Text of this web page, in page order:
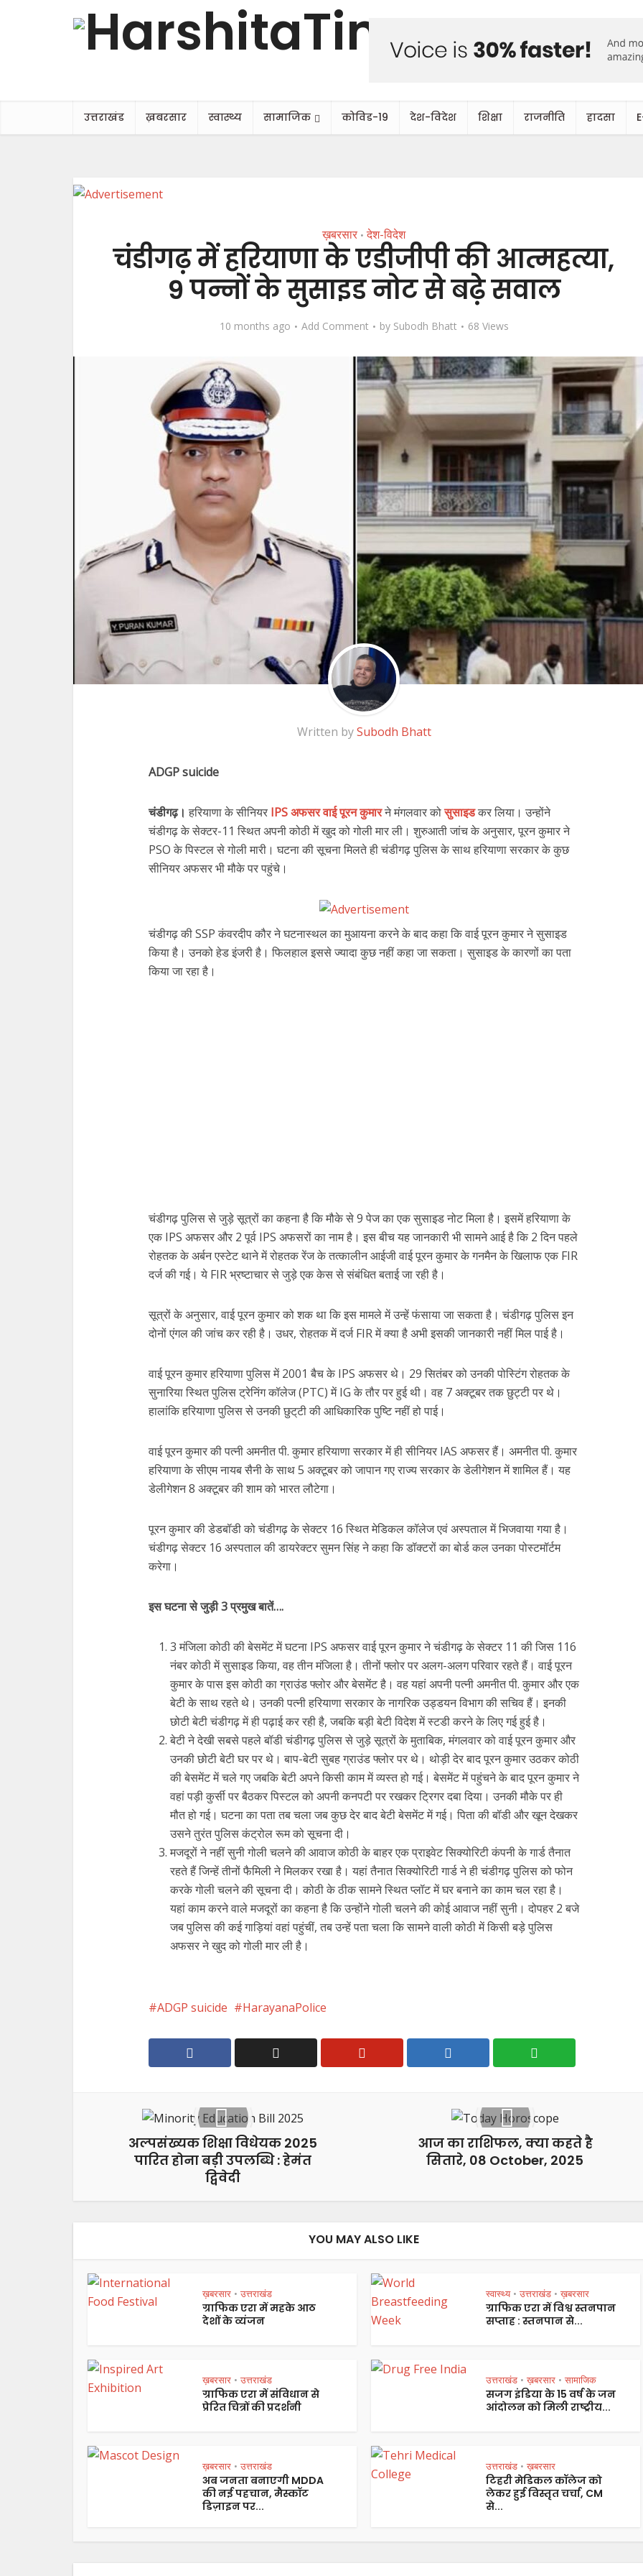
उत्तराखंड ख़बरसार स्वास्थ्य सामाजिक कोविड-19 देश-विदेश शिक्षा राजनीति हादसा
ख़बरसार • देश-विदेश
चंडीगढ़ में हरियाणा के एडीजीपी की आत्महत्या,
9 पन्नों के सुसाइड नोट से बढ़े सवाल
10 months ago Add Comment by Subodh Bhatt 68 Views
Written bySubodh Bhatt
ADGP suicide
चंडीगढ़। हरियाणा के सीनियर IPS अफसर वाई पूरन कुमारने मंगलवार कोसुसाइडकर लिया। उन्होंने
चंडीगढ़ के सेक्टर-11 स्थित अपनी कोठी में खुद को गोली मार ली। शुरुआती जांच के अनुसार, पूरन कुमार ने
PSO के पिस्टल से गोली मारी। घटना की सूचना मिलते ही चंडीगढ़ पुलिस के साथ हरियाणा सरकार के कुछ
सीनियर अफसर भी मौके पर पहुंचे।
चंडीगढ़ की SSP कंवरदीप कौर ने घटनास्थल का मुआयना करने के बाद कहा कि वाई पूरन कुमार ने सुसाइड
किया है। उनको हेड इंजरी है। फिलहाल इससे ज्यादा कुछ नहीं कहा जा सकता। सुसाइड के कारणों का पता
किया जा रहा है।
चंडीगढ़ पुलिस से जुड़े सूत्रों का कहना है कि मौके से 9 पेज का एक सुसाइड नोट मिला है। इसमें हरियाणा के
एक IPS अफसर और 2 पूर्व IPS अफसरों का नाम है। इस बीच यह जानकारी भी सामने आई है कि 2 दिन पहले
रोहतक के अर्बन एस्टेट थाने में रोहतक रेंज के तत्कालीन आईजी वाई पूरन कुमार के गनमैन के खिलाफ एक FIR
दर्ज की गई। ये FIR भ्रष्टाचार से जुड़े एक केस से संबंधित बताई जा रही है।
सूत्रों के अनुसार, वाई पूरन कुमार को शक था कि इस मामले में उन्हें फंसाया जा सकता है। चंडीगढ़ पुलिस इन
दोनों एंगल की जांच कर रही है। उधर, रोहतक में दर्ज FIR में क्या है अभी इसकी जानकारी नहीं मिल पाई है।
वाई पूरन कुमार हरियाणा पुलिस में 2001 बैच के IPS अफसर थे। 29 सितंबर को उनकी पोस्टिंग रोहतक के
सुनारिया स्थित पुलिस ट्रेनिंग कॉलेज (PTC) में IG के तौर पर हुई थी। वह 7 अक्टूबर तक छुट्टी पर थे।
हालांकि हरियाणा पुलिस से उनकी छुट्‌टी की आधिकारिक पुष्टि नहीं हो पाई।
वाई पूरन कुमार की पत्नी अमनीत पी. कुमार हरियाणा सरकार में ही सीनियर IAS अफसर हैं। अमनीत पी. कुमार
हरियाणा के सीएम नायब सैनी के साथ 5 अक्टूबर को जापान गए राज्य सरकार के डेलीगेशन में शामिल हैं। यह
डेलीगेशन 8 अक्टूबर की शाम को भारत लौटेगा।
पूरन कुमार की डेडबॉडी को चंडीगढ़ के सेक्टर 16 स्थित मेडिकल कॉलेज एवं अस्पताल में भिजवाया गया है।
चंडीगढ़ सेक्टर 16 अस्पताल की डायरेक्टर सुमन सिंह ने कहा कि डॉक्टरों का बोर्ड कल उनका पोस्टमॉर्टम
करेगा।
इस घटना से जुड़ी 3 प्रमुख बातें….
3 मंजिला कोठी की बेसमेंट में घटना IPS अफसर वाई पूरन कुमार ने चंडीगढ़ के सेक्टर 11 की जिस 116
नंबर कोठी में सुसाइड किया, वह तीन मंजिला है। तीनों फ्लोर पर अलग-अलग परिवार रहते हैं। वाई पूरन
कुमार के पास इस कोठी का ग्राउंड फ्लोर और बेसमेंट है। वह यहां अपनी पत्नी अमनीत पी. कुमार और एक
बेटी के साथ रहते थे। उनकी पत्नी हरियाणा सरकार के नागरिक उड्डयन विभाग की सचिव हैं। इनकी
छोटी बेटी चंडीगढ़ में ही पढ़ाई कर रही है, जबकि बड़ी बेटी विदेश में स्टडी करने के लिए गई हुई है।
बेटी ने देखी सबसे पहले बॉडी चंडीगढ़ पुलिस से जुड़े सूत्रों के मुताबिक, मंगलवार को वाई पूरन कुमार और
उनकी छोटी बेटी घर पर थे। बाप-बेटी सुबह ग्राउंड फ्लोर पर थे। थोड़ी देर बाद पूरन कुमार उठकर कोठी
की बेसमेंट में चले गए जबकि बेटी अपने किसी काम में व्यस्त हो गई। बेसमेंट में पहुंचने के बाद पूरन कुमार ने
वहां पड़ी कुर्सी पर बैठकर पिस्टल को अपनी कनपटी पर रखकर ट्रिगर दबा दिया। उनकी मौके पर ही
मौत हो गई। घटना का पता तब चला जब कुछ देर बाद बेटी बेसमेंट में गई। पिता की बॉडी और खून देखकर
उसने तुरंत पुलिस कंट्रोल रूम को सूचना दी।
मजदूरों ने नहीं सुनी गोली चलने की आवाज कोठी के बाहर एक प्राइवेट सिक्योरिटी कंपनी के गार्ड तैनात
रहते हैं जिन्हें तीनों फैमिली ने मिलकर रखा है। यहां तैनात सिक्योरिटी गार्ड ने ही चंडीगढ़ पुलिस को फोन
करके गोली चलने की सूचना दी। कोठी के ठीक सामने स्थित प्लॉट में घर बनाने का काम चल रहा है।
यहां काम करने वाले मजदूरों का कहना है कि उन्होंने गोली चलने की कोई आवाज नहीं सुनी। दोपहर 2 बजे
जब पुलिस की कई गाड़ियां वहां पहुंचीं, तब उन्हें पता चला कि सामने वाली कोठी में किसी बड़े पुलिस
अफसर ने खुद को गोली मार ली है।
ADGP suicide HarayanaPolice
अल्पसंख्यक शिक्षा विधेयक 2025
पारित होना बड़ी उपलब्धि : हेमंत
द्विवेदी
आज का राशिफल, क्या कहते है
सितारे, 08 October, 2025
YOU MAY ALSO LIKE
ख़बरसार • उत्तराखंड
ग्राफिक एरा में महके आठ
देशों के व्यंजन
स्वास्थ्य • उत्तराखंड • ख़बरसार
ग्राफिक एरा में विश्व स्तनपान
सप्ताह : स्तनपान से...
ख़बरसार • उत्तराखंड
ग्राफिक एरा में संविधान से
प्रेरित चित्रों की प्रदर्शनी
उत्तराखंड • ख़बरसार • सामाजिक
सजग इंडिया के 15 वर्ष के जन
आंदोलन को मिली राष्ट्रीय...
ख़बरसार • उत्तराखंड
अब जनता बनाएगी MDDA
की नई पहचान, मैस्कॉट
डिज़ाइन पर...
उत्तराखंड • ख़बरसार
टिहरी मेडिकल कॉलेज को
लेकर हुई विस्तृत चर्चा, CM
से...